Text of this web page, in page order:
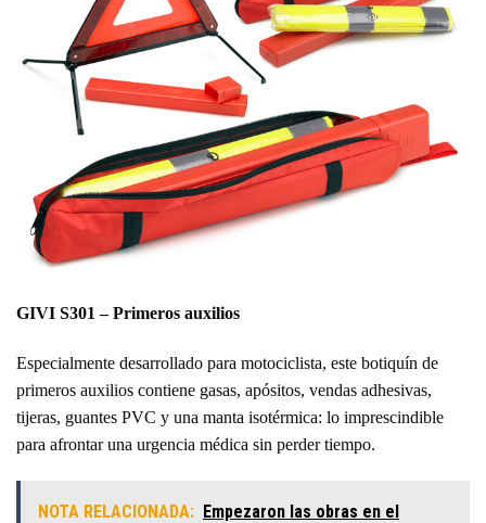
GIVI S301 – Primeros auxilios
Especialmente desarrollado para motociclista, este botiquín de
primeros auxilios contiene gasas, apósitos, vendas adhesivas,
tijeras, guantes PVC y una manta isotérmica: lo imprescindible
para afrontar una urgencia médica sin perder tiempo.
NOTA RELACIONADA: Empezaron las obras en el